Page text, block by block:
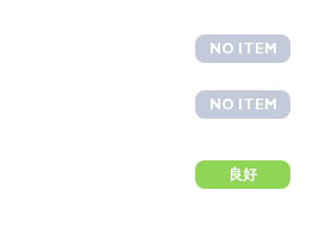
NO ITEM
NO ITEM
良好